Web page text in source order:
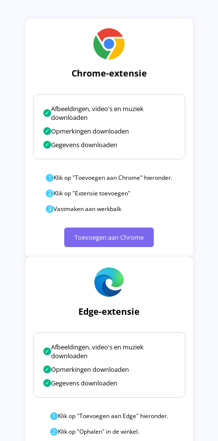
Chrome-extensie
✓ Afbeeldingen, video's en muziek
downloaden
✓Opmerkingen downloaden
✓Gegevens downloaden
1 Klik op "Toevoegen aan Chrome" hieronder.
2 Klik op "Extensie toevoegen"
3 Vastmaken aan werkbalk
Toevoegen aan Chrome
Edge-extensie
✓ Afbeeldingen, video's en muziek
downloaden
✓Opmerkingen downloaden
✓Gegevens downloaden
1 Klik op "Toevoegen aan Edge" hieronder.
2 Klik op "Ophalen" in de winkel.